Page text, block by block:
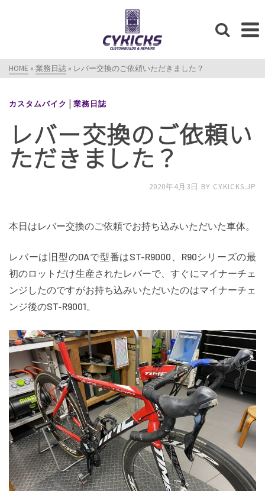
HOME » 業務日誌 » レバー交換のご依頼いただきました？
カスタムバイク | 業務日誌
レバー交換のご依頼い
ただきました？
2020年4月3日 BY CYKICKS.JP
本日はレバー交換のご依頼でお持ち込みいただいた車体。
レバーは旧型のDAで型番はST-R9000、R90シリーズの最
初のロットだけ生産されたレバーで、すぐにマイナーチェ
ンジしたのですがお持ち込みいただいたのはマイナーチェ
ンジ後のST-R9001。